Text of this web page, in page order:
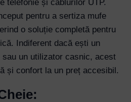
telefonie și cablurilor UTP.
pentru a sertiza mufe
o soluție completă pentru
Indiferent dacă ești un
un utilizator casnic, acest
și confort la un preț accesibil.